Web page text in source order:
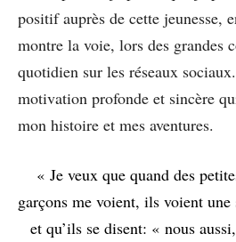
positif auprès de cette jeunesse,
montre la voie, lors des grandes
quotidien sur les réseaux
motivation profonde et sincère
mon histoire et mes aventures.
« Je veux que quand des
garçons me voient, ils voient
et qu’ils se disent: « nous